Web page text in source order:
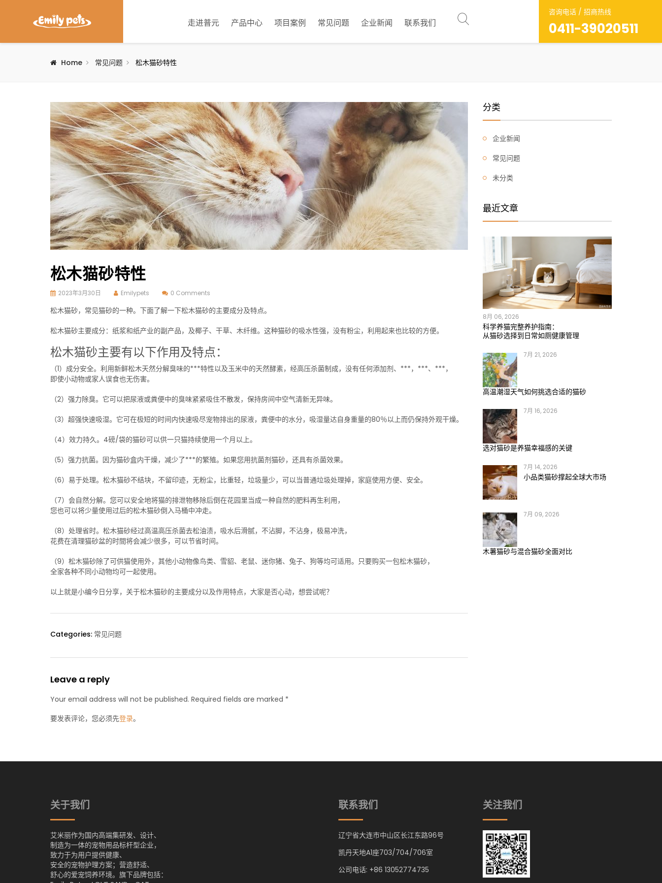
走进普元 产品中心 项目案例 常见问题 企业新闻 联系我们
咨询电话 / 招商热线
0411-39020511
Home 常见问题 松木猫砂特性
松木猫砂特性
2023年3月30日 Emilypets 0 Comments
松木猫砂，常见猫砂的一种。下面了解一下松木猫砂的主要成分及特点。
松木猫砂主要成分：纸浆和纸产业的副产品，及椰子、干草、木纤维。这种猫砂的吸水性强，没有粉尘，利用起来也比较的方便。
松木猫砂主要有以下作用及特点：
（1）成分安全。利用新鲜松木天然分解臭味的***特性以及玉米中的天然酵素，经高压杀菌制成，没有任何添加剂、***，***、***，
即使小动物或家人误食也无伤害。
（2）强力除臭。它可以把尿液或粪便中的臭味紧紧吸住不散发，保持房间中空气清新无异味。
（3）超强快速吸湿。它可在极短的时间内快速吸尽宠物排出的尿液，粪便中的水分，吸湿量达自身重量的80％以上而仍保持外观干燥。
（4）效力持久。4磅/袋的猫砂可以供一只猫持续使用一个月以上。
（5）强力抗菌。因为猫砂盒内干燥，减少了***的繁殖。如果您用抗菌剂猫砂，还具有杀菌效果。
（6）易于处理。松木猫砂不结块，不留印迹，无粉尘，比重轻，垃圾量少，可以当普通垃圾处理掉，家庭使用方便、安全。
（7）会自然分解。您可以安全地将猫的排泄物移除后倒在花园里当成一种自然的肥料再生利用，
您也可以将少量使用过后的松木猫砂倒入马桶中冲走。
（8）处理省时。松木猫砂经过高温高压杀菌去松油渍，吸水后滑腻，不沾脚，不沾身，极易冲洗，
花费在清理猫砂盆的时間将会减少很多，可以节省时间。
（9）松木猫砂除了可供猫使用外，其他小动物像鸟类、雪貂、老鼠、迷你猪、兔子、狗等均可适用。只要购买一包松木猫砂，
全家各种不同小动物均可一起使用。
以上就是小编今日分享，关于松木猫砂的主要成分以及作用特点，大家是否心动，想尝试呢？
Categories: 常见问题
Leave a reply
Your email address will not be published. Required fields are marked *
要发表评论，您必须先登录。
分类
企业新闻
常见问题
未分类
最近文章
8月 06, 2026
科学养猫完整养护指南：
从猫砂选择到日常如厕健康管理
7月 21, 2026
高温潮湿天气如何挑选合适的猫砂
7月 16, 2026
选对猫砂是养猫幸福感的关键
7月 14, 2026
小品类猫砂撑起全球大市场
7月 09, 2026
木薯猫砂与混合猫砂全面对比
关于我们
艾米丽作为国内高端集研发、设计、
制造为一体的宠物用品标杆型企业，
致力于为用户提供健康、
安全的宠物护理方案；营造舒适、
舒心的爱宠饲养环境。旗下品牌包括：
联系我们
辽宁省大连市中山区长江东路96号
凯丹天地A1座703/704/706室
公司电话: +86 13052774735
关注我们